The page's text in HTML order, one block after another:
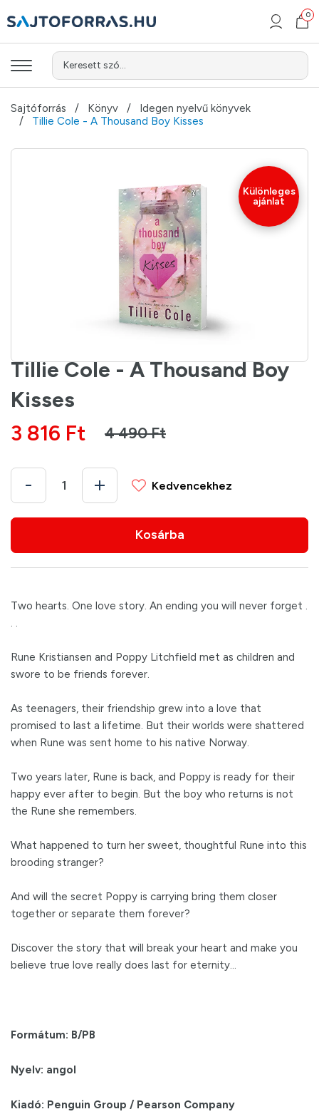
Keresett szó...
0
Sajtóforrás Könyv
Idegen nyelvű könyvek
Tillie Cole - A Thousand Boy Kisses
Különleges
ajánlat
Tillie Cole - A Thousand Boy
Kisses
3 816 Ft
4 490 Ft
Kosárba
Kedvencekhez
Two hearts. One love story. An ending you will never forget .
. .
Rune Kristiansen and Poppy Litchfield met as children and
swore to be friends forever.
As teenagers, their friendship grew into a love that
promised to last a lifetime. But their worlds were shattered
when Rune was sent home to his native Norway.
Two years later, Rune is back, and Poppy is ready for their
happy ever after to begin. But the boy who returns is not
the Rune she remembers.
What happened to turn her sweet, thoughtful Rune into this
brooding stranger?
And will the secret Poppy is carrying bring them closer
together or separate them forever?
Discover the story that will break your heart and make you
believe true love really does last for eternity...
Formátum: B/PB
Nyelv: angol
Kiadó: Penguin Group / Pearson Company